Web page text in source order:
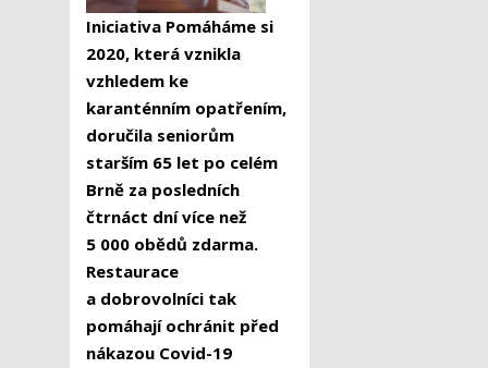
Iniciativa Pomáháme si
2020, která vznikla
vzhledem ke
karanténním opatřením,
doručila seniorům
starším 65 let po celém
Brně za posledních
čtrnáct dní více než
5 000 obědů zdarma.
Restaurace
a dobrovolníci tak
pomáhají ochránit před
nákazou Covid-19